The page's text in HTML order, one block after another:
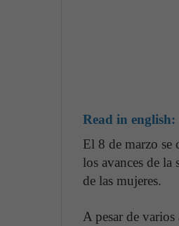
Read in english:
El 8 de marzo se
los avances de
de las mujeres.
A pesar de